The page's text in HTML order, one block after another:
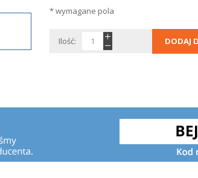
* wymagane pola
Ilość: DODAJ